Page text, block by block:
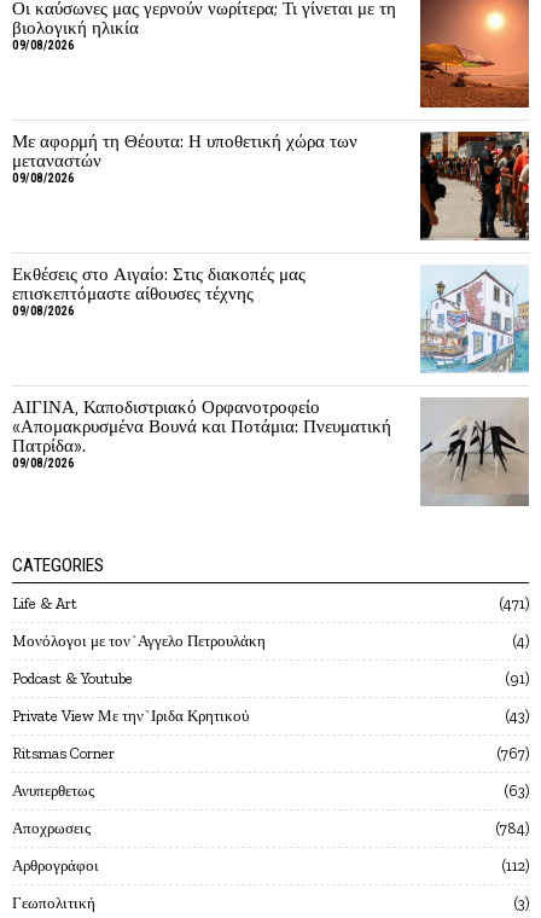
Οι καύσωνες μας γερνούν νωρίτερα; Τι γίνεται με τη
βιολογική ηλικία
09/08/2026
Με αφορμή τη Θέουτα: Η υποθετική χώρα των
μεταναστών
09/08/2026
Εκθέσεις στο Αιγαίο: Στις διακοπές μας
επισκεπτόμαστε αίθουσες τέχνης
09/08/2026
ΑΙΓΙΝΑ, Καποδιστριακό Ορφανοτροφείο
«Απομακρυσμένα Βουνά και Ποτάμια: Πνευματική
Πατρίδα».
09/08/2026
CATEGORIES
Life & Art 471
Mονόλογοι με τον`Αγγελο Πετρουλάκη 4
Podcast & Youtube 91
Private View Με την`Ιριδα Κρητικού 43
Ritsmas Corner 767
Ανυπερθετως 63
Αποχρωσεις 784
Αρθρογράφοι 112
Γεωπολιτική 3